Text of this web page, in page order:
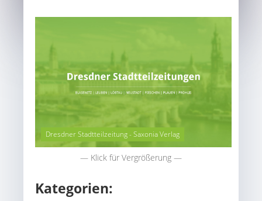
Dresdner Stadtteilzeitung - Saxonia Verlag
— Klick für Vergrößerung —
Kategorien: